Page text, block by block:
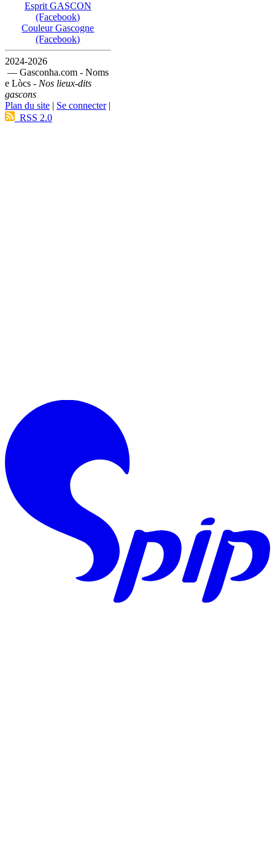
Esprit GASCON
(Facebook)
Couleur Gascogne
(Facebook)
2024-2026
— Gasconha.com - Noms
e Lòcs - Nos lieux-dits
gascons
Plan du site | Se connecter|
RSS 2.0